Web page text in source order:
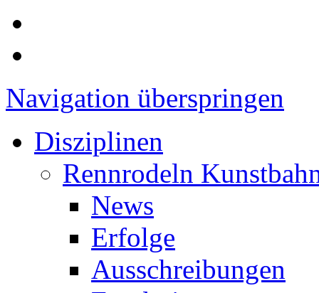
Navigation überspringen
Disziplinen
Rennrodeln
News
Erfolge
Ausschreibungen